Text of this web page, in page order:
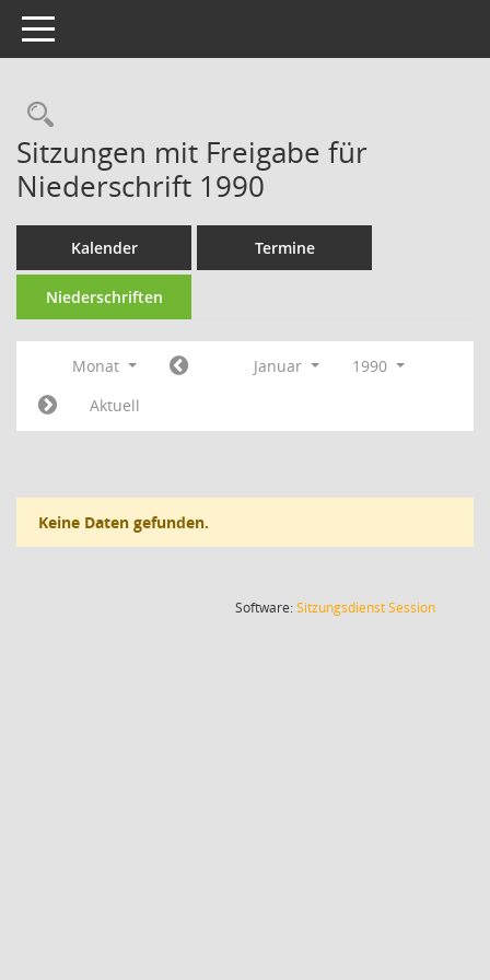
Toggle navigation
Rechercheauswahl
Sitzungen mit Freigabe für
Niederschrift 1990
Kalender Termine
Niederschriften
Monat Januar
1990
Aktuell
Keine Daten gefunden.
Software:SitzungsdienstSession(Wird in